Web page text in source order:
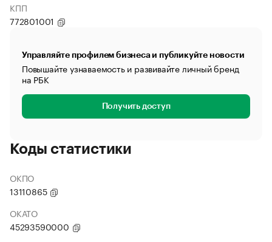
КПП
772801001
Управляйте профилем бизнеса и публикуйте новости
Повышайте узнаваемость и развивайте личный бренд
на РБК
Получить доступ
Коды статистики
ОКПО
13110865
ОКАТО
45293590000